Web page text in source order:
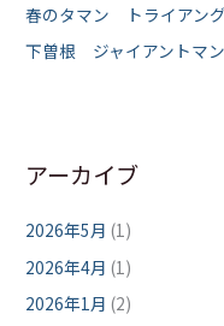
春のタマン トライアン
下曽根 ジャイアントマ
アーカイブ
2026年5月 (1)
2026年4月 (1)
2026年1月 (2)